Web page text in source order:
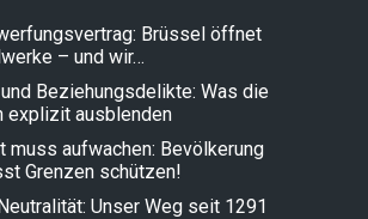
Brüssel öffnet
– und wir…
Beziehungsdelikte: Was die
explizit ausblenden
muss aufwachen: Bevölkerung
Grenzen schützen!
Unser Weg seit 1291